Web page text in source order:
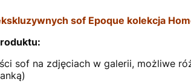
sof Epoque kolekcja
sof na zdjęciach w galerii, możliwe